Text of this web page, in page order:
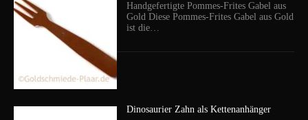
Handgefertigte Pommes-Frites Gabel aus
Gold Diese Pommes-Frites Gabel aus Gold
ist die…
Dinosaurier Zahn als Kettenanhänger